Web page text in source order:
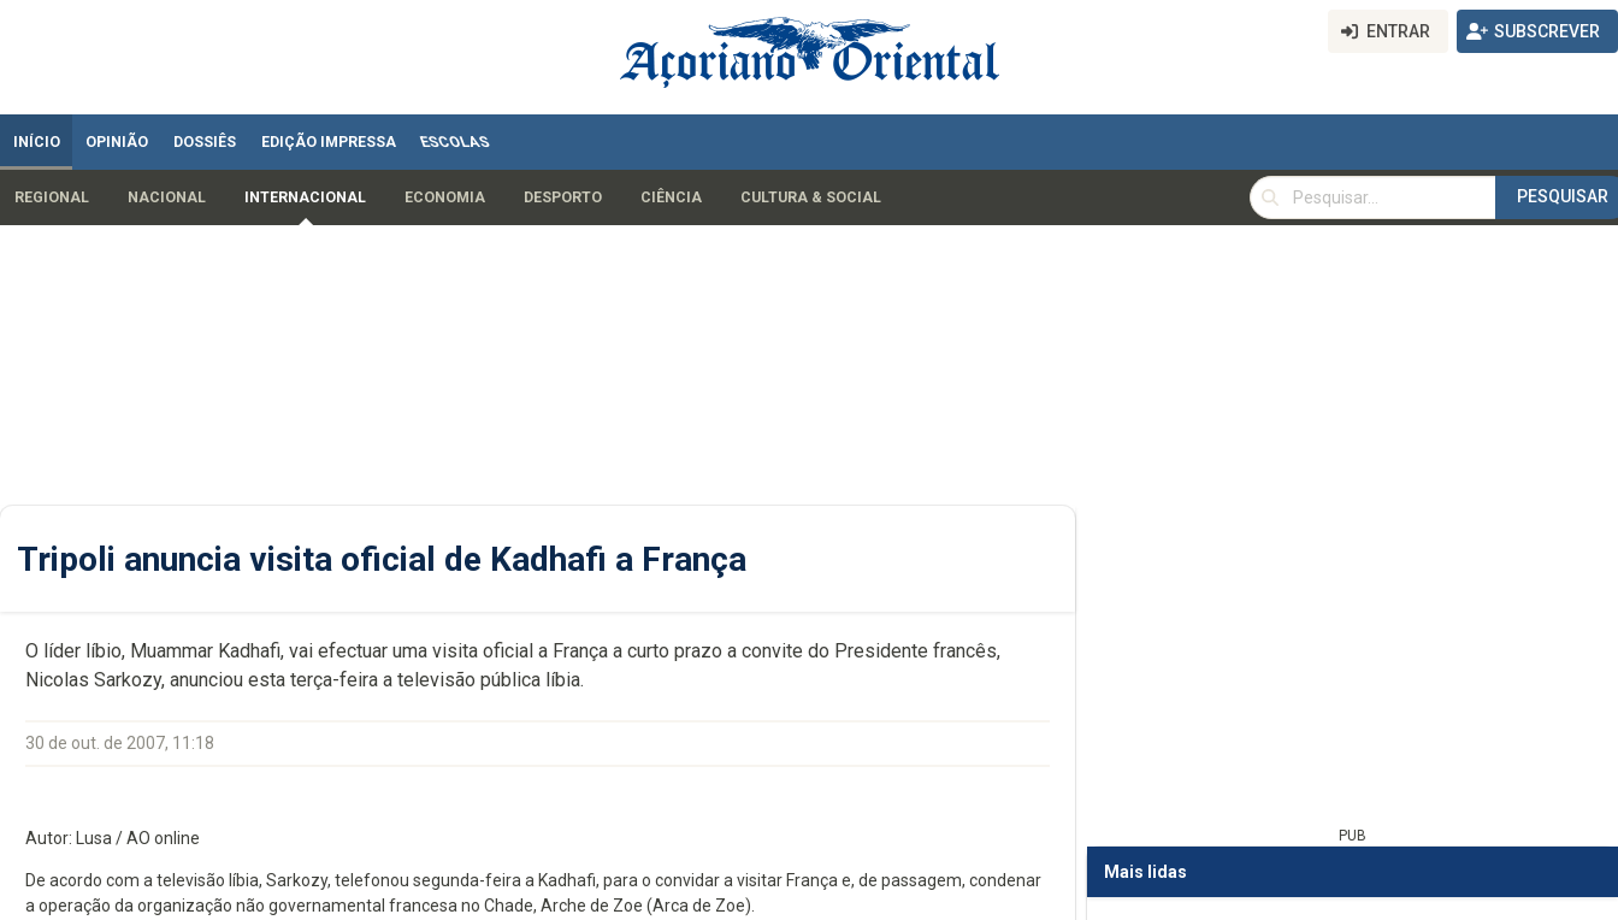
ENTRAR SUBSCREVER
INÍCIO OPINIÃO DOSSIÊS EDIÇÃO IMPRESSA ESCOLAS
REGIONAL NACIONAL INTERNACIONAL ECONOMIA DESPORTO CIÊNCIA CULTURA & SOCIAL
PESQUISAR
PESQUISAR
Tripoli anuncia visita oficial de Kadhafi a França
O líder líbio, Muammar Kadhafi, vai efectuar uma visita oficial a França a curto prazo a convite do Presidente francês,
Nicolas Sarkozy, anunciou esta terça-feira a televisão pública líbia.
30 de out. de 2007, 11:18
Autor: Lusa / AO online
De acordo com a televisão líbia, Sarkozy, telefonou segunda-feira a Kadhafi, para o convidar a visitar França e, de passagem, condenar
a operação da organização não governamental francesa no Chade, Arche de Zoe (Arca de Zoe).
PUB
Mais lidas